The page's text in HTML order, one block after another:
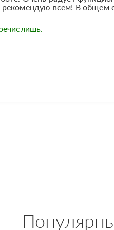
всем! В общем